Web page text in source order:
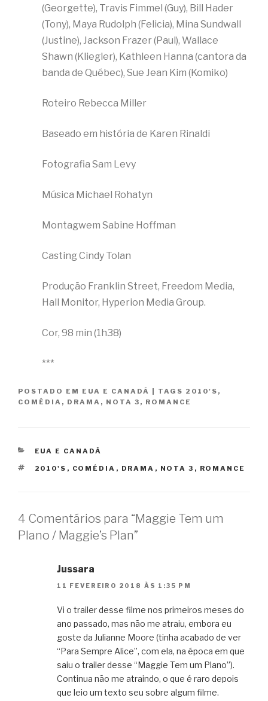
(Georgette), Travis Fimmel (Guy), Bill Hader
(Tony), Maya Rudolph (Felicia), Mina Sundwall
(Justine), Jackson Frazer (Paul), Wallace
Shawn (Kliegler), Kathleen Hanna (cantora da
banda de Québec), Sue Jean Kim (Komiko)
Roteiro Rebecca Miller
Baseado em história de Karen Rinaldi
Fotografia Sam Levy
Música Michael Rohatyn
Montagwem Sabine Hoffman
Casting Cindy Tolan
Produção Franklin Street, Freedom Media,
Hall Monitor, Hyperion Media Group.
Cor, 98 min (1h38)
***
POSTADO EM EUA E CANADÁ | TAGS 2010'S ,
COMÉDIA , DRAMA , NOTA 3 , ROMANCE
CATEGORIAS
EUA E CANADÁ
TAGS
2010'S , COMÉDIA , DRAMA , NOTA 3 , ROMANCE
4 Comentários para “Maggie Tem um
Plano / Maggie’s Plan”
Jussara
11 FEVEREIRO 2018 ÀS 1:35 PM
Vi o trailer desse filme nos primeiros meses do
ano passado, mas não me atraiu, embora eu
goste da Julianne Moore (tinha acabado de ver
“Para Sempre Alice”, com ela, na época em que
saiu o trailer desse “Maggie Tem um Plano”).
Continua não me atraindo, o que é raro depois
que leio um texto seu sobre algum filme.